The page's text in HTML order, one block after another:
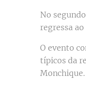
No
regressa
O evento
típicos da
Monchique.